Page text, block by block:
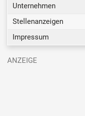
Unternehmen
Stellenanzeigen
Impressum